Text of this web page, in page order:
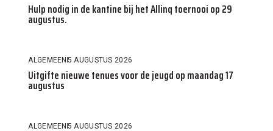
Hulp nodig in de kantine bij het Allinq toernooi op 29
augustus.
ALGEMEEN5 AUGUSTUS 2026
Uitgifte nieuwe tenues voor de jeugd op maandag 17
augustus
ALGEMEEN5 AUGUSTUS 2026